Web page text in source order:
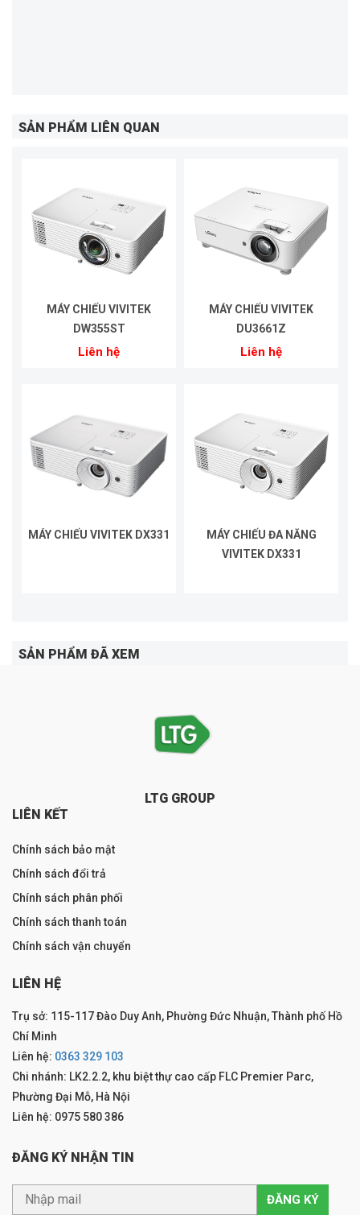
SẢN PHẨM LIÊN QUAN
MÁY CHIẾU VIVITEK
DW355ST
Liên hệ
MÁY CHIẾU VIVITEK
DU3661Z
Liên hệ
MÁY CHIẾU VIVITEK DX331
MÁY CHIẾU ĐA NĂNG
VIVITEK DX331
SẢN PHẨM ĐÃ XEM
LTG GROUP
LIÊN KẾT
Chính sách bảo mật
Chính sách đổi trả
Chính sách phân phối
Chính sách thanh toán
Chính sách vận chuyển
LIÊN HỆ
Trụ sở: 115-117 Đào Duy Anh, Phường Đức Nhuận, Thành phố Hồ
Chí Minh
Liên hệ: 0363 329 103
Chi nhánh: LK2.2.2, khu biệt thự cao cấp FLC Premier Parc,
Phường Đại Mỗ, Hà Nội
Liên hệ: 0975 580 386
ĐĂNG KÝ NHẬN TIN